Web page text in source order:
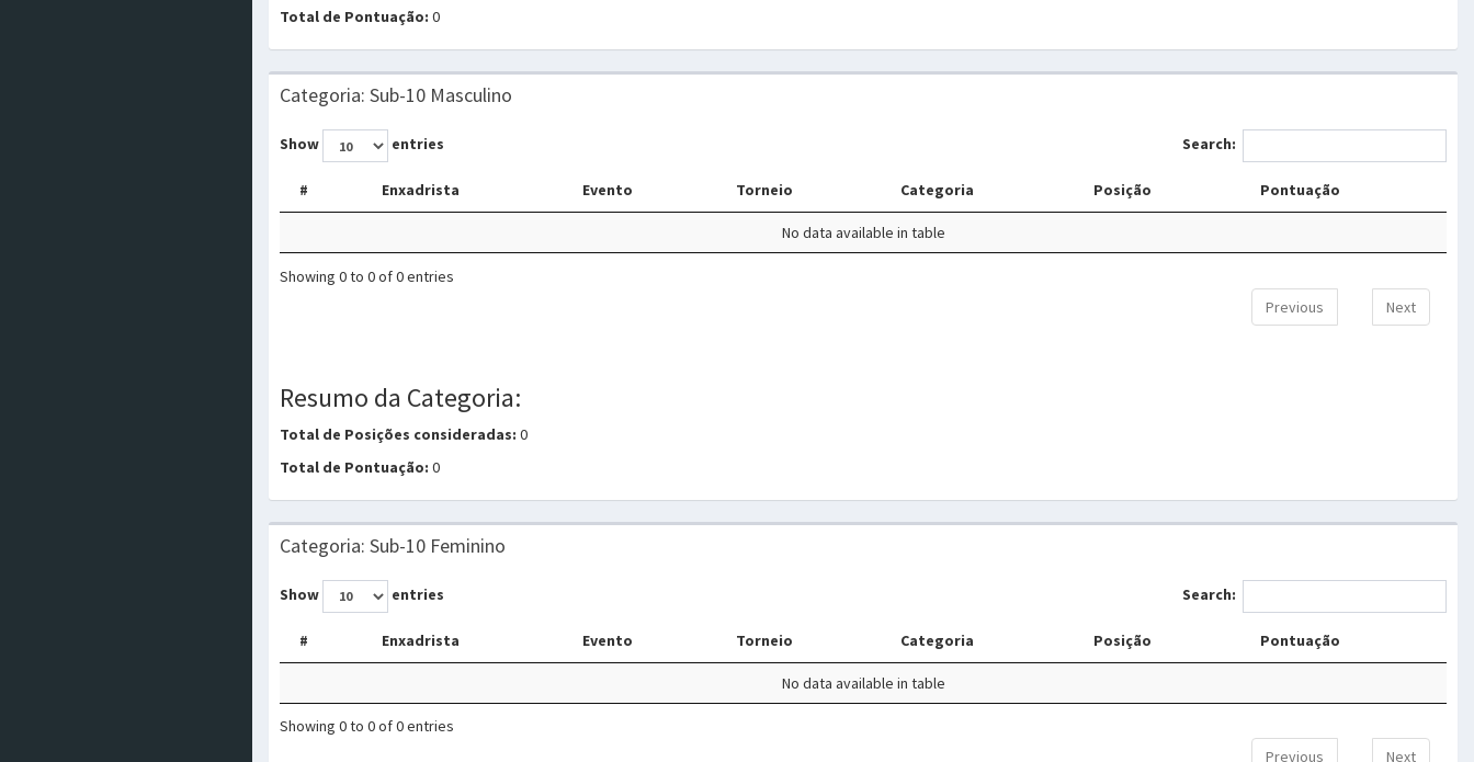
Total de Pontuação: 0
Categoria: Sub-10 Masculino
Show entries Search:
# Enxadrista Evento Torneio Categoria Posição Pontuação
No data available in table
Showing 0 to 0 of 0 entries
Previous
Next
Resumo da Categoria:
Total de Posições consideradas: 0
Total de Pontuação: 0
Categoria: Sub-10 Feminino
Show entries Search:
# Enxadrista Evento Torneio Categoria Posição Pontuação
No data available in table
Showing 0 to 0 of 0 entries
Previous
Next